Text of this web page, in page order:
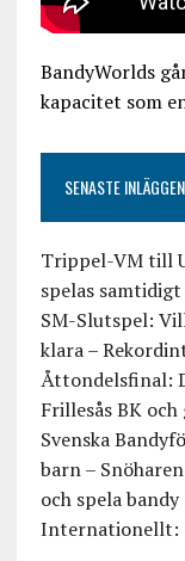
BandyWorlds
kapacitet som
SENASTE INLÄGGEN
Trippel-VM till
spelas
SM-Slutspel:
klara –
Åttondelsfinal:
Frillesås BK
Svenska
barn –
och spela bandy
Internationellt: